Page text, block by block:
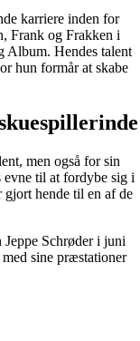
karriere inden for
Frank og Frakken i
Album. Hendes talent
hun formår at skabe
men også for sin
til at fordybe sig i
gjort hende til en af de
Schrøder i juni
sine præstationer